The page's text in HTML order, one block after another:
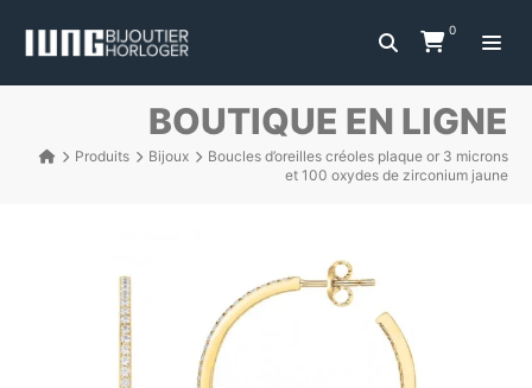
0
BOUTIQUE EN LIGNE
Produits Bijoux
Boucles d’oreilles créoles plaque or 3 microns
et 100 oxydes de zirconium jaune